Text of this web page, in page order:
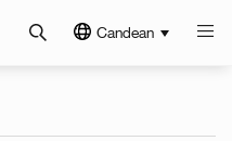
Candean